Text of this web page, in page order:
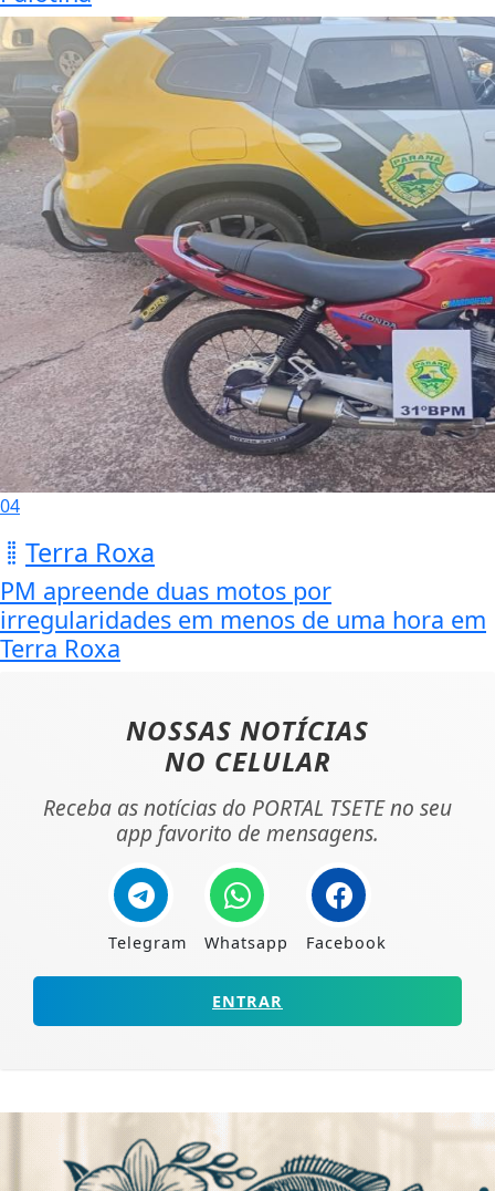
04
Terra Roxa
PM apreende duas motos por
irregularidades em menos de uma hora em
Terra Roxa
NOSSAS NOTÍCIAS
NO CELULAR
Receba as notícias do PORTAL TSETE no seu
app favorito de mensagens.
Telegram Whatsapp Facebook
ENTRAR